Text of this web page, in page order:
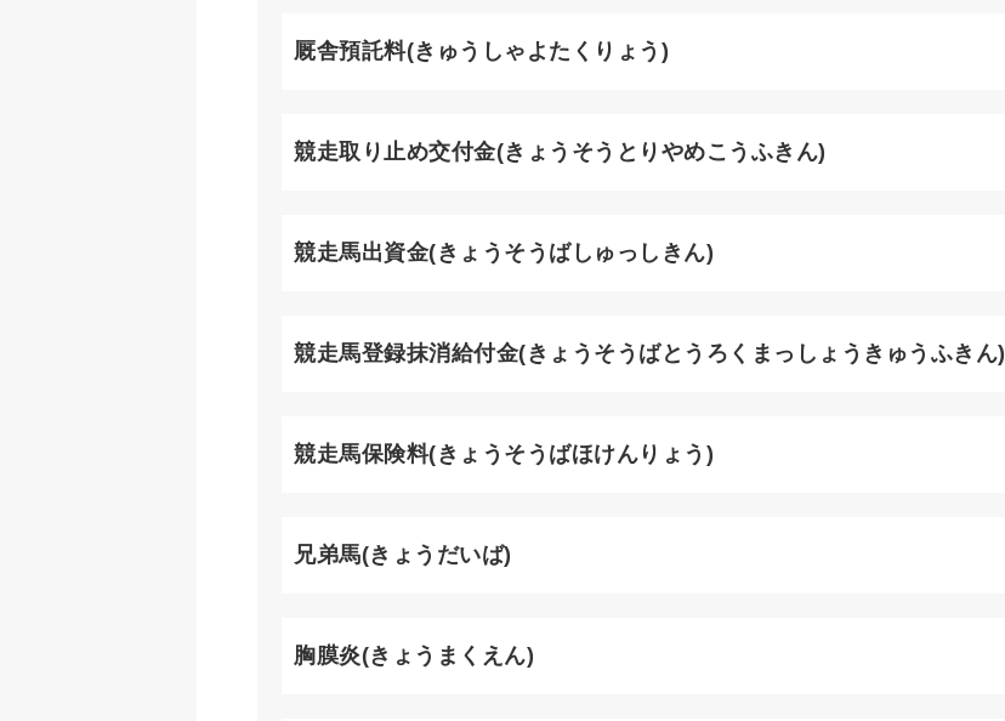
厩舎預託料(きゅうしゃよたくりょう)
競走取り止め交付金(きょうそうとりやめこうふきん)
競走馬出資金(きょうそうばしゅっしきん)
競走馬登録抹消給付金(きょうそうばとうろくまっしょうきゅうふきん)
競走馬保険料(きょうそうばほけんりょう)
兄弟馬(きょうだいば)
胸膜炎(きょうまくえん)